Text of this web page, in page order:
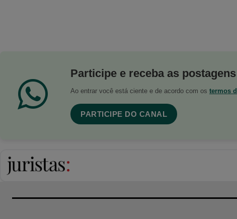
Participe e receba as
Ao entrar você está ciente e de acordo com os termos
PARTICIPE DO CANAL